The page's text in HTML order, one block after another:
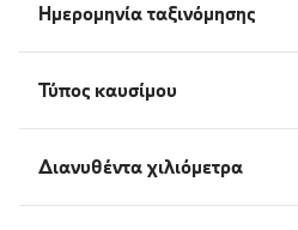
Ημερομηνία ταξινόμησης
Τύπος καυσίμου
Διανυθέντα χιλιόμετρα